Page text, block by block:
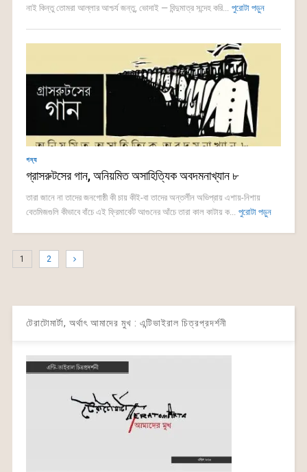
নাই কিন্তু তোমরা আল্লার আশ্চর্য জন্তু, ভোদাই — বিন্দুমাত্র সন্দেহ করি... পুরোটা পড়ুন
গদ্য
গ্রাসরুটসের গান, অনিয়মিত অসাহিত্যিক অবদমনাখ্যান ৮
তারা জানে না তাদের জনগোষ্ঠী কী চায় কীই-বা তাদের অন্তর্লীন অভিপ্রায় এশায়-নিশায়
বেতমিজগুলি কীভাবে বাঁচে এই ফ্রিমার্কেট আগুনের আঁচে তারা কাল কাটায় ক... পুরোটা পড়ুন
1 2
টেরাটোমার্টা, অর্থাৎ আমাদের মুখ : এন্টিভাইরাল চিত্রপ্রদর্শনী